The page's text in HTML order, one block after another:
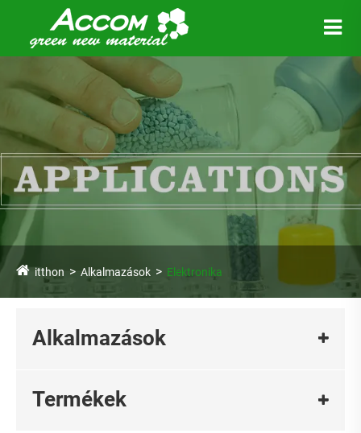
itthon Alkalmazások Elektronika
Alkalmazások
Termékek